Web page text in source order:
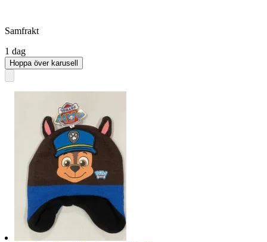
Samfrakt
1 dag
Hoppa över karusell